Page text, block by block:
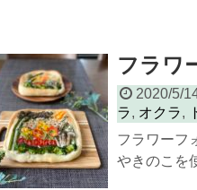
フラワ
2020/5/
ラ, オクラ,
フラワーフ
やきのこを